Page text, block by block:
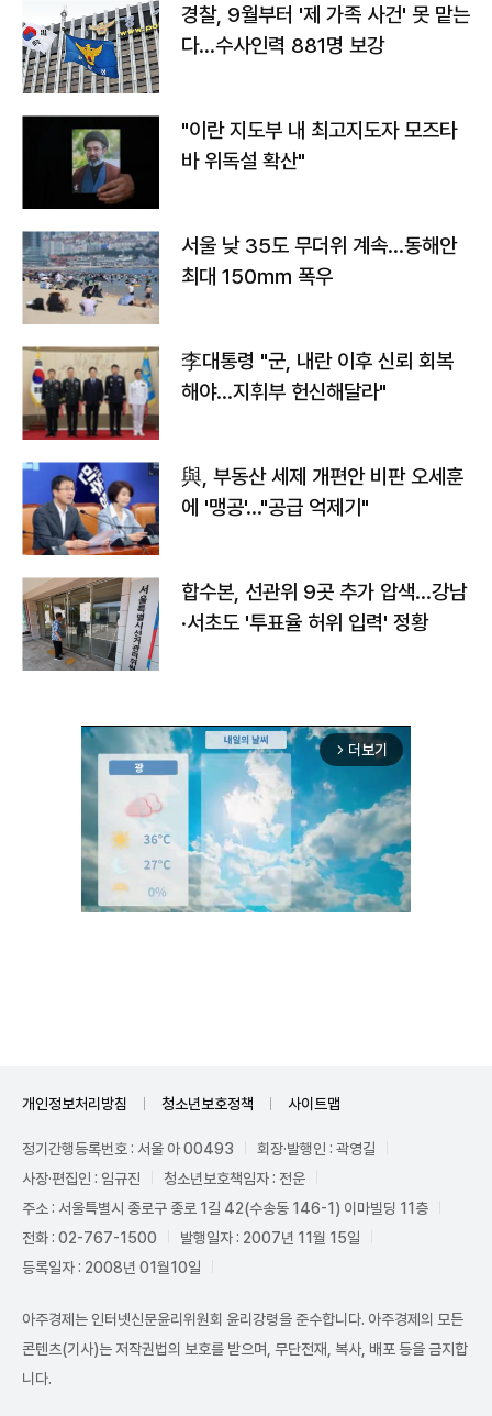
경찰, 9월부터 '제 가족 사건' 못 맡는
다…수사인력 881명 보강
"이란 지도부 내 최고지도자 모즈타
바 위독설 확산"
서울 낮 35도 무더위 계속…동해안
최대 150㎜ 폭우
李대통령 "군, 내란 이후 신뢰 회복
해야…지휘부 헌신해달라"
與, 부동산 세제 개편안 비판 오세훈
에 '맹공'…"공급 억제기"
합수본, 선관위 9곳 추가 압색…강남
·서초도 '투표율 허위 입력' 정황
arrow_forward_ios 더보기
개인정보처리방침 청소년보호정책 사이트맵
정기간행등록번호 : 서울 아 00493
회장·발행인 : 곽영길
사장·편집인 : 임규진
청소년보호책임자 : 전운
주소 : 서울특별시 종로구 종로 1길 42(수송동 146-1) 이마빌딩 11층
전화 : 02-767-1500
발행일자 : 2007년 11월 15일
등록일자 : 2008년 01월10일
아주경제는 인터넷신문윤리위원회 윤리강령을 준수합니다. 아주경제의 모든
콘텐츠(기사)는 저작권법의 보호를 받으며, 무단전재, 복사, 배포 등을 금지합
니다.